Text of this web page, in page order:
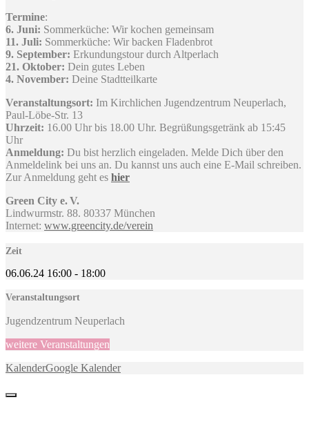
Termine:
6. Juni: Sommerküche: Wir kochen gemeinsam
11. Juli: Sommerküche: Wir backen Fladenbrot
9. September: Erkundungstour durch Altperlach
21. Oktober: Dein gutes Leben
4. November: Deine Stadtteilkarte
Veranstaltungsort: Im Kirchlichen Jugendzentrum Neuperlach,
Paul-Löbe-Str. 13
Uhrzeit: 16.00 Uhr bis 18.00 Uhr. Begrüßungsgetränk ab 15:45
Uhr
Anmeldung: Du bist herzlich eingeladen. Melde Dich über den
Anmeldelink bei uns an. Du kannst uns auch eine E-Mail schreiben.
Zur Anmeldung geht es hier
Green City e. V.
Lindwurmstr. 88. 80337 München
Internet: www.greencity.de/verein
Zeit
06.06.24 16:00 - 18:00
Veranstaltungsort
Jugendzentrum Neuperlach
weitere Veranstaltungen
KalenderGoogle Kalender